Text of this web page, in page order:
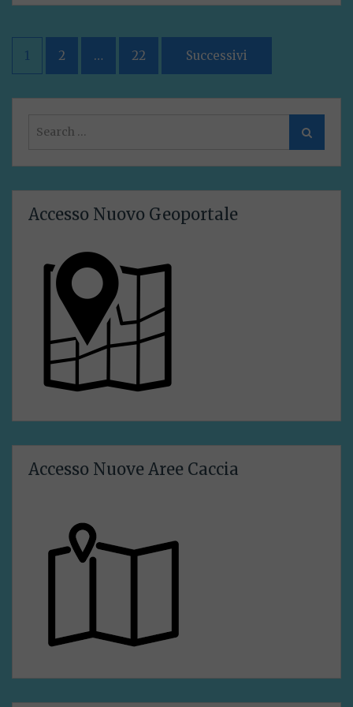
Navigazione
articoli
1 2 … 22 Successivi
for:
Search
Accesso Nuovo Geoportale
Accesso Nuove Aree Caccia